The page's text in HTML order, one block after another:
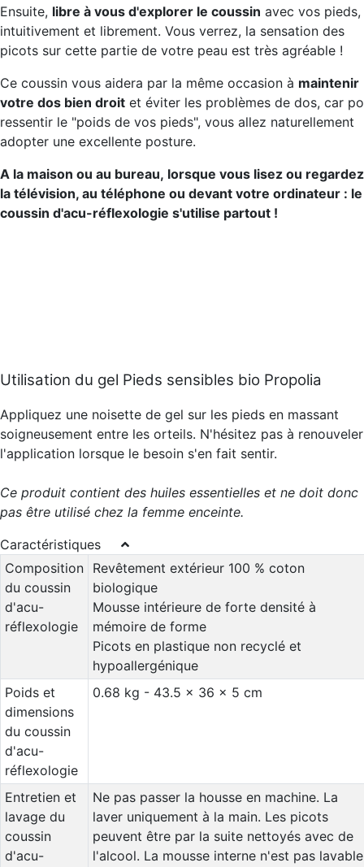
Ensuite, libre à vous d'explorer le coussin avec vos pieds,
intuitivement et librement. Vous verrez, la sensation des
picots sur cette partie de votre peau est très agréable !
Ce coussin vous aidera par la même occasion à maintenir
votre dos bien droit et éviter les problèmes de dos, car
ressentir le "poids de vos pieds", vous allez naturellement
adopter une excellente posture.
A la maison ou au bureau, lorsque vous lisez ou regardez
la télévision, au téléphone ou devant votre ordinateur : le
coussin d'acu-réflexologie s'utilise partout !
Utilisation du gel Pieds sensibles bio Propolia
Appliquez une noisette de gel sur les pieds en massant
soigneusement entre les orteils. N'hésitez pas à renouveler
l'application lorsque le besoin s'en fait sentir.
Ce produit contient des huiles essentielles et ne doit donc
pas être utilisé chez la femme enceinte.
Caractéristiques
Composition
du coussin
d'acu-
réflexologie
Revêtement extérieur 100 % coton
biologique
Mousse intérieure de forte densité à
mémoire de forme
Picots en plastique non recyclé et
hypoallergénique
Poids et
dimensions
du coussin
d'acu-
réflexologie
0.68 kg - 43.5 x 36 x 5 cm
Entretien et
lavage du
coussin
d'acu-
Ne pas passer la housse en machine. La
laver uniquement à la main. Les picots
peuvent être par la suite nettoyés avec de
l'alcool. La mousse interne n'est pas